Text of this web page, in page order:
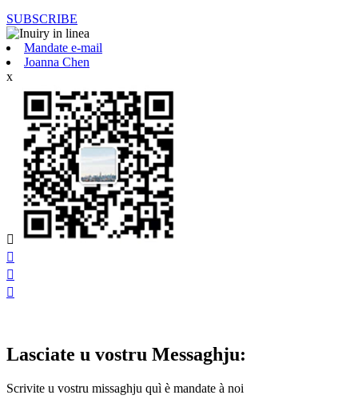
SUBSCRIBE
Mandate e-mail
Joanna Chen
x




Lasciate u vostru Messaghju:
Scrivite u vostru missaghju quì è mandate à noi